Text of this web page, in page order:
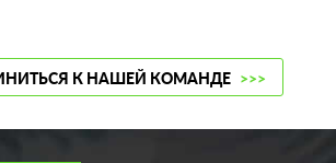
К НАШЕЙ КОМАНДЕ >>>